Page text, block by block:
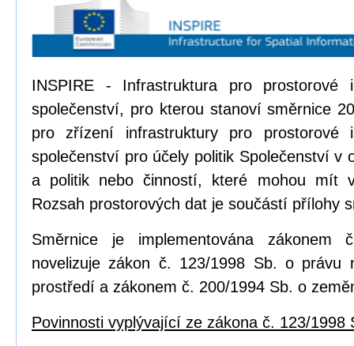
INSPIRE - Infrastruktura pro prostorové
společenství, pro kterou stanoví směrnice
pro zřízení infrastruktury pro prostorové
společenství pro účely politik Společenství v
a politik nebo činností, které mohou mít
Rozsah prostorových dat je součástí přílohy
Směrnice je implementována
novelizuje zákon č. 123/1998 Sb. o právu
prostředí a zákonem č. 200/1994 Sb. o
Povinnosti vyplývající ze zákona č. 123/1998